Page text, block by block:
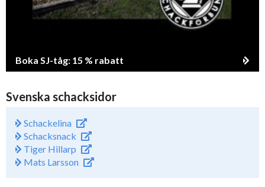
Boka SJ-tåg: 15 % rabatt
Svenska schacksidor
Schackelina
Schacksnack
Tiger Hillarp
Mats Larsson